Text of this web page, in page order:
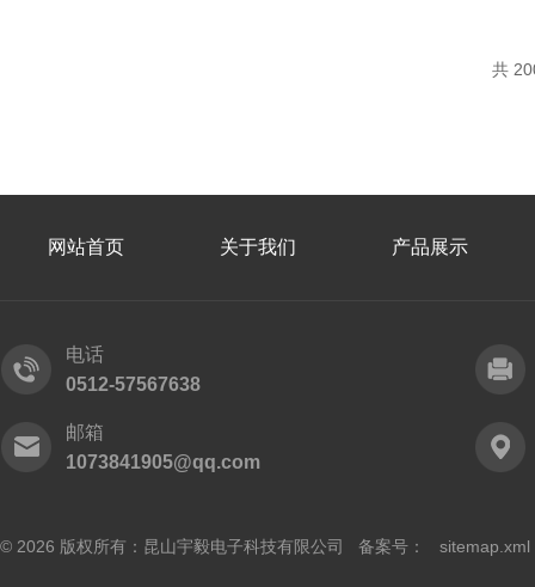
共
网站首页 关于我们 产品展示
电话
0512-57567638
邮箱
1073841905@qq.com
© 2026 版权所有：昆山宇毅电子科技有限公司 备案号： sitemap.xml